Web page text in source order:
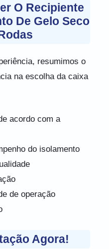
O Recipiente
De Gelo Seco
resumimos o
na escolha da caixa
acordo com a
do isolamento
de operação
Agora!